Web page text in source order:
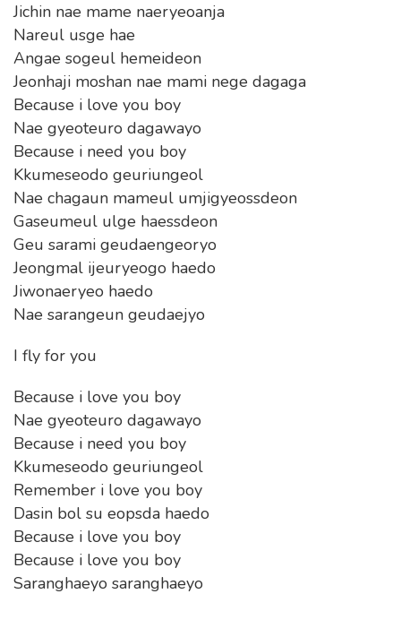
Jichin nae mame naeryeoanja
Nareul usge hae
Angae sogeul hemeideon
Jeonhaji moshan nae mami nege dagaga
Because i love you boy
Nae gyeoteuro dagawayo
Because i need you boy
Kkumeseodo geuriungeol
Nae chagaun mameul umjigyeossdeon
Gaseumeul ulge haessdeon
Geu sarami geudaengeoryo
Jeongmal ijeuryeogo haedo
Jiwonaeryeo haedo
Nae sarangeun geudaejyo
I fly for you
Because i love you boy
Nae gyeoteuro dagawayo
Because i need you boy
Kkumeseodo geuriungeol
Remember i love you boy
Dasin bol su eopsda haedo
Because i love you boy
Because i love you boy
Saranghaeyo saranghaeyo